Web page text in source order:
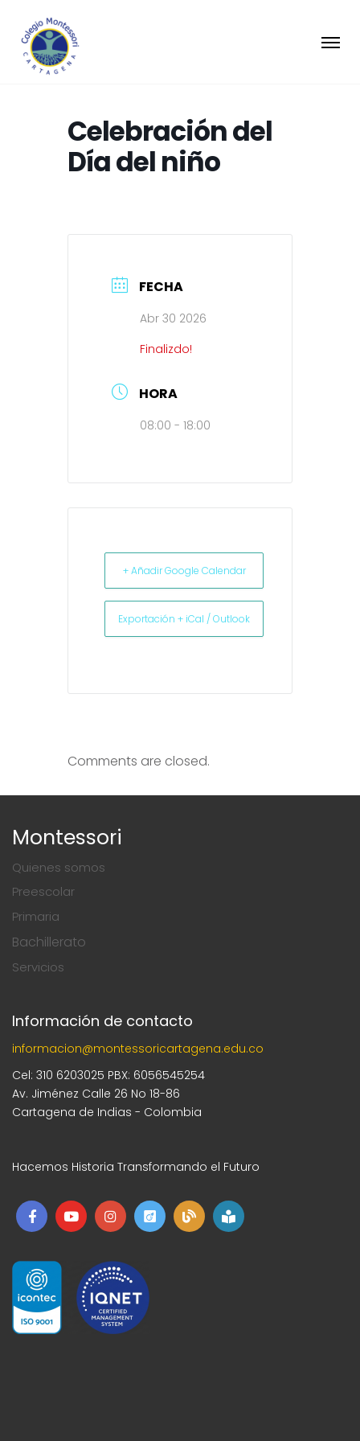
Celebración del
Día del niño
FECHA
Abr 30 2026
Finalizdo!
HORA
08:00 - 18:00
+ Añadir Google Calendar
Exportación + iCal / Outlook
Comments are closed.
Montessori
Quienes somos
Preescolar
Primaria
Bachillerato
Servicios
Información de contacto
informacion@montessoricartagena.edu.co
Cel: 310 6203025 PBX: 6056545254
Av. Jiménez Calle 26 No 18-86
Cartagena de Indias - Colombia
Hacemos Historia Transformando el Futuro